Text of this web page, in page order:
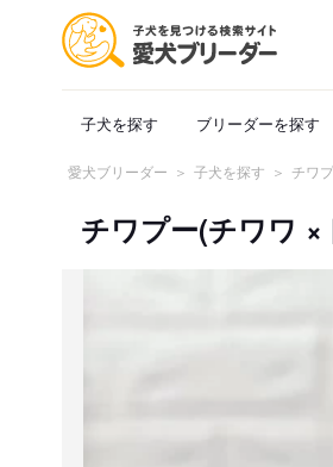
子犬を探す ブリーダーを探す
愛犬ブリーダー 子犬を探す チワ
チワプー(チワワ ×